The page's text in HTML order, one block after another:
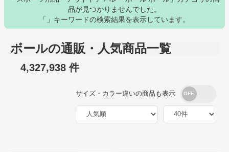
品が見つかりませんでした。
「」キーワードの検索結果を表示しています。
ボールの通販・人気商品一覧
4,327,938 件
サイズ・カラー違いの商品も表示